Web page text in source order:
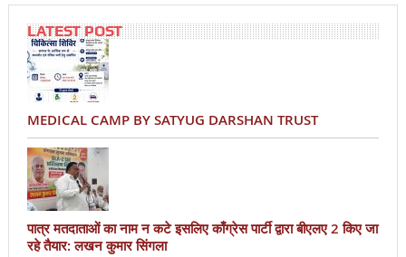
LATEST POST
MEDICAL CAMP BY SATYUG DARSHAN TRUST
पात्र मतदाताओं का नाम न कटे इसलिए काँग्रेस पार्टी द्वारा बीएलए 2 किए जा
रहे तैयार: लखन कुमार सिंगला